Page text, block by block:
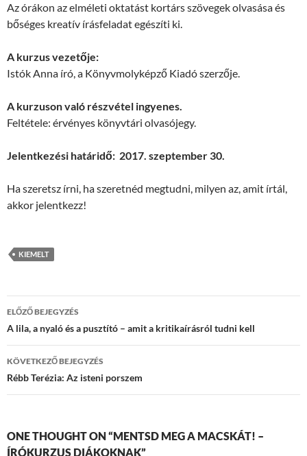
Az órákon az elméleti oktatást kortárs szövegek olvasása és
bőséges kreatív írásfeladat egészíti ki.
A kurzus vezetője:
Istók Anna író, a Könyvmolyképző Kiadó szerzője.
A kurzuson való részvétel ingyenes.
Feltétele: érvényes könyvtári olvasójegy.
Jelentkezési határidő: 2017. szeptember 30.
Ha szeretsz írni, ha szeretnéd megtudni, milyen az, amit írtál,
akkor jelentkezz!
KIEMELT
Bejegyzések
navigációja
ELŐZŐ BEJEGYZÉS
A lila, a nyaló és a pusztító – amit a kritikaírásról tudni kell
KÖVETKEZŐ BEJEGYZÉS
Rébb Terézia: Az isteni porszem
ONE THOUGHT ON “MENTSD MEG A MACSKÁT! –
ÍRÓKURZUS DIÁKOKNAK”